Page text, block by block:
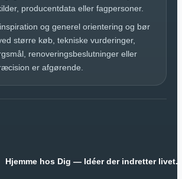
producentdata eller fagpersoner.
og generel orientering og bør
større køb, tekniske vurderinger,
renoveringsbeslutninger eller
er afgørende.
Hjemme hos Dig — Idéer der indretter livet.